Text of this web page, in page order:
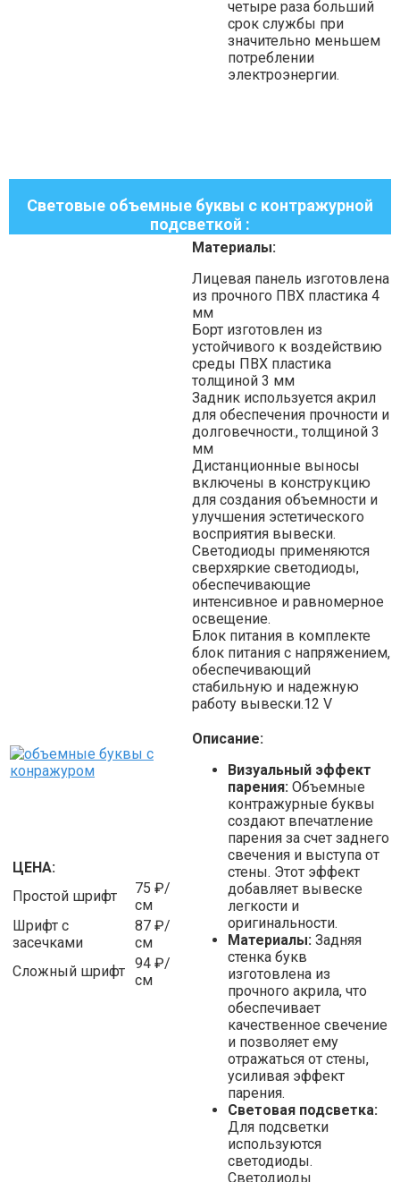
четыре раза больший
срок службы при
значительно меньшем
потреблении
электроэнергии.
Световые объемные буквы с контражурной
подсветкой :
ЦЕНА:
Простой шрифт
75 ₽/
см
Шрифт с
засечками
87 ₽/
см
Сложный шрифт 94 ₽/
см
Материалы:
Лицевая панель изготовлена
из прочного ПВХ пластика 4
мм
Борт изготовлен из
устойчивого к воздействию
среды ПВХ пластика
толщиной 3 мм
Задник используется акрил
для обеспечения прочности и
долговечности., толщиной 3
мм
Дистанционные выносы
включены в конструкцию
для создания объемности и
улучшения эстетического
восприятия вывески.
Светодиоды применяются
сверхяркие светодиоды,
обеспечивающие
интенсивное и равномерное
освещение.
Блок питания в комплекте
блок питания с напряжением,
обеспечивающий
стабильную и надежную
работу вывески.12 V
Описание:
Визуальный эффект
парения: Объемные
контражурные буквы
создают впечатление
парения за счет заднего
свечения и выступа от
стены. Этот эффект
добавляет вывеске
легкости и
оригинальности.
Материалы: Задняя
стенка букв
изготовлена из
прочного акрила, что
обеспечивает
качественное свечение
и позволяет ему
отражаться от стены,
усиливая эффект
парения.
Световая подсветка:
Для подсветки
используются
светодиоды.
Светодиоды